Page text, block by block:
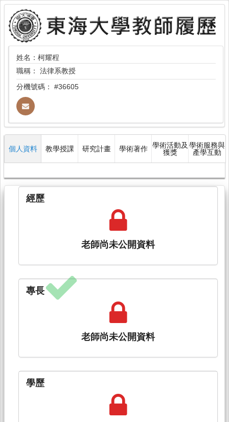
姓名：柯耀程
職稱： 法律系教授
分機號碼： #36605
個人資料 教學授課 研究計畫 學術著作 學術活動及
獲獎
學術服務與
產學互動
經歷
老師尚未公開資料
專長
老師尚未公開資料
學歷